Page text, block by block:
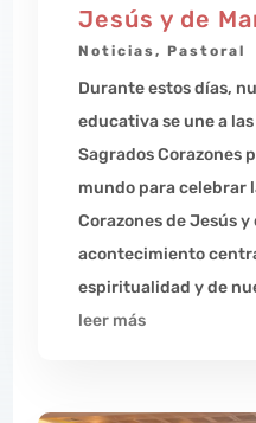
Jesús y de
Noticias, Pastoral
Durante estos días,
educativa se une a
Sagrados Corazones
mundo para celebrar
Corazones de Jesús y
acontecimiento
espiritualidad y de
leer más